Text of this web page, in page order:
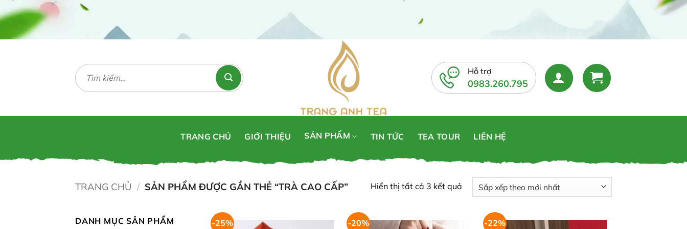
qua
Tìm
kiếm:
Hỗ trợ
0983.260.795
TRANG CHỦ GIỚI THIỆU SẢN PHẨM TIN TỨC TEA TOUR LIÊN HỆ
TRANG CHỦ / SẢN PHẨM ĐƯỢC GẮN THẺ “TRÀ CAO CẤP” Hiển thị tất cả 3 kết quảĐã
sắp
DANH MỤC SẢN PHẨM -25% -20% -22%